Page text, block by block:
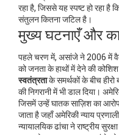
रहा है, जिससे यह स्पष्ट हो रहा है
संतुलन कितना जटिल है।
मुख्य घटनाएँ और
पहले चरण में, असांजे ने 2006 में
को जनता के हाथों में देने की
स्वतंत्रताके समर्थकों के बीच हीरो
की निगरानी में भी डाल दिया।
जिसमें उन्हें घातक साज़िश का
जाता है जहाँअमेरिकी न्याय प्रणाली
न्यायालयिक ढांचाने राष्ट्रीय